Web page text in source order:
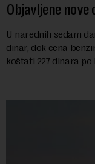
Objavljene nove
U narednih sedam
dinar, dok cena
koštati 227 dinara po